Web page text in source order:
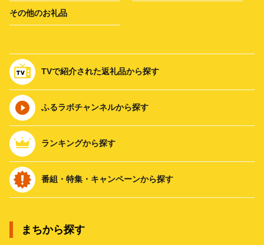
その他のお礼品
TVで紹介された返礼品から探す
ふるラボチャンネルから探す
ランキングから探す
番組・特集・キャンペーンから探す
まちから探す